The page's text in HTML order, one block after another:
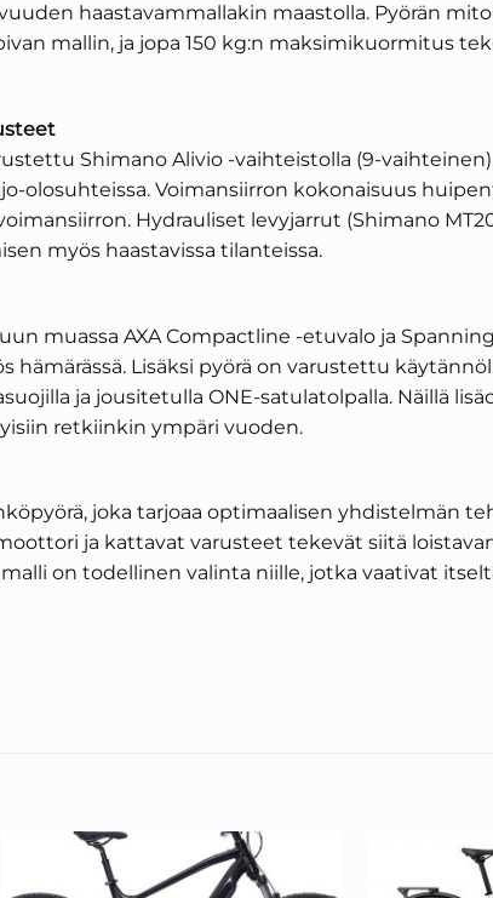
haastavammallakin maastolla. Pyörän
mallin, ja jopa 150 kg:n maksimikuormitus
Shimano Alivio -vaihteistolla (9-
olosuhteissa. Voimansiirron kokonaisuus
Hydrauliset levyjarrut (Shimano
myös haastavissa tilanteissa.
muassa AXA Compactline -etuvalo ja
hämärässä. Lisäksi pyörä on varustettu
ja jousitetulla ONE-satulatolpalla. Näillä
retkiinkin ympäri vuoden.
joka tarjoaa optimaalisen yhdistelmän
ja kattavat varusteet tekevät siitä
on todellinen valinta niille, jotka vaativat